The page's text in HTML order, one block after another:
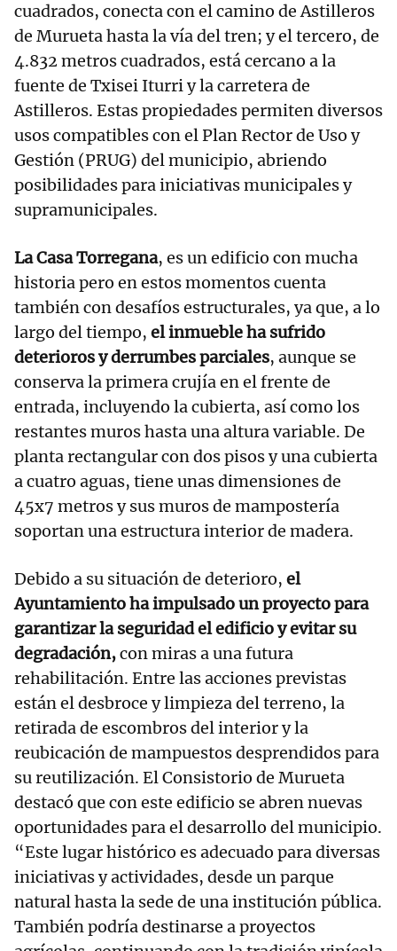
cuadrados, conecta con el camino de Astilleros
de Murueta hasta la vía del tren; y el tercero, de
4.832 metros cuadrados, está cercano a la
fuente de Txisei Iturri y la carretera de
Astilleros. Estas propiedades permiten diversos
usos compatibles con el Plan Rector de Uso y
Gestión (PRUG) del municipio, abriendo
posibilidades para iniciativas municipales y
supramunicipales.
La Casa Torregana, es un edificio con mucha
historia pero en estos momentos cuenta
también con desafíos estructurales, ya que, a lo
largo del tiempo, el inmueble ha sufrido
deterioros y derrumbes parciales, aunque se
conserva la primera crujía en el frente de
entrada, incluyendo la cubierta, así como los
restantes muros hasta una altura variable. De
planta rectangular con dos pisos y una cubierta
a cuatro aguas, tiene unas dimensiones de
45x7 metros y sus muros de mampostería
soportan una estructura interior de madera.
Debido a su situación de deterioro, el
Ayuntamiento ha impulsado un proyecto para
garantizar la seguridad el edificio y evitar su
degradación,con miras a una futura
rehabilitación. Entre las acciones previstas
están el desbroce y limpieza del terreno, la
retirada de escombros del interior y la
reubicación de mampuestos desprendidos para
su reutilización. El Consistorio de Murueta
destacó que con este edificio se abren nuevas
oportunidades para el desarrollo del municipio.
“Este lugar histórico es adecuado para diversas
iniciativas y actividades, desde un parque
natural hasta la sede de una institución pública.
También podría destinarse a proyectos